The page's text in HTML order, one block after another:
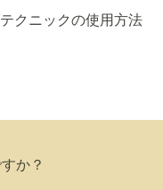
クニックの使用方法
か？